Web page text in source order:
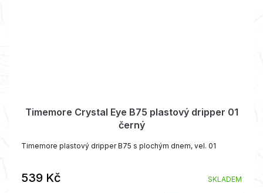
Timemore Crystal Eye B75 plastový dripper 01
černý
SKLADEM
539 Kč
Timemore plastový dripper B75 s plochým dnem, vel. 01